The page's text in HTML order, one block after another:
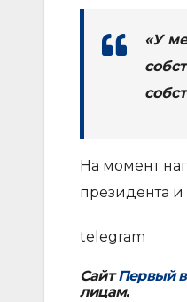
«У
На момент
президента
telegram
СайтПервый
лицам.